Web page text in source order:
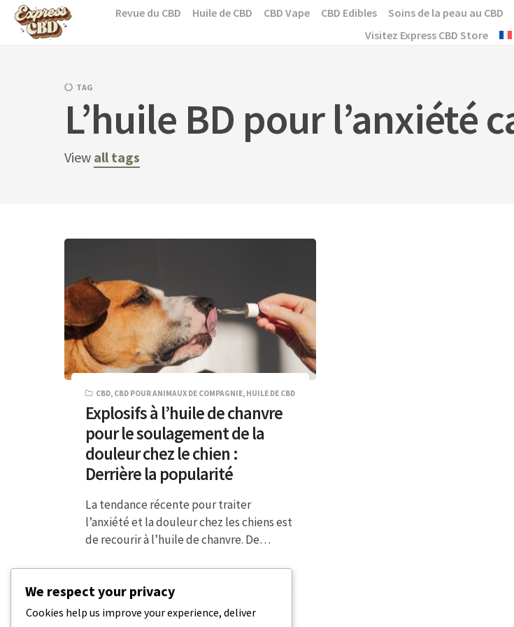
Skip
Revue du CBD Huile de CBD CBD Vape CBD Edibles Soins de la peau au CBD
Visitez Express CBD Store
TAG
L’huile BD pour l’anxiété
View all tags
CBD, CBD POUR ANIMAUX DE COMPAGNIE, HUILE DE CBD
Explosifs à l’huile de chanvre
pour le soulagement de la
douleur chez le chien :
Derrière la popularité
La tendance récente pour traiter
l’anxiété et la douleur chez les chiens est
de recourir à l’huile de chanvre. De…
We respect your privacy
Cookies help us improve your experience, deliver